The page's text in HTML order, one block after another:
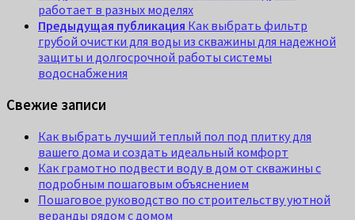
работает в разных моделях
Предыдущая публикация Как выбрать фильтр
грубой очистки для воды из скважины для надежной
защиты и долгосрочной работы системы
водоснабжения
Свежие записи
Как выбрать лучший теплый пол под плитку для
вашего дома и создать идеальный комфорт
Как грамотно подвести воду в дом от скважины с
подробным пошаговым объяснением
Пошаговое руководство по строительству уютной
веранды рядом с домом